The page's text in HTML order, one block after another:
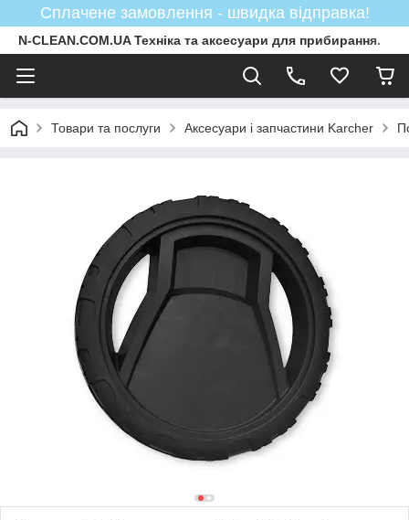
Сплачене замовлення - швидка відправка!
N-CLEAN.COM.UA Техніка та аксесуари для прибирання.
Товари та послуги Аксесуари і запчастини Karcher